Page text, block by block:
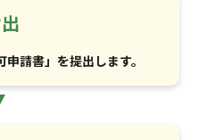
請書」を提出します。